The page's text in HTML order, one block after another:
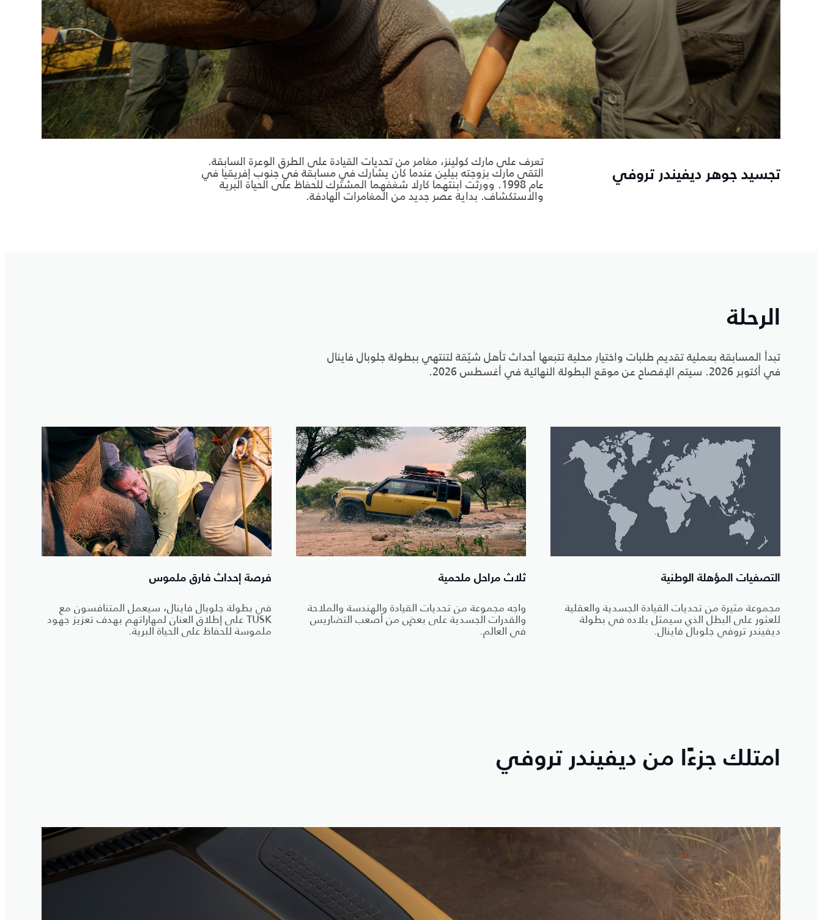
تجسيد جوهر ديفيندر تروفي
تعرف على مارك كولينز، مغامر من تحديات القيادة على الطرق الوعرة السابقة.
التقى مارك بزوجته بيلين عندما كان يشارك في مسابقة في جنوب إفريقيا في
عام 1998. وورثت ابنتهما كارلا شغفهما المشترك للحفاظ على الحياة البرية
والاستكشاف. بداية عصر جديد من المغامرات الهادفة.
الرحلة
تبدأ المسابقة بعملية تقديم طلبات واختيار محلية تتبعها أحداث تأهل شيّقة لتنتهي ببطولة جلوبال فاينال
في أكتوبر 2026. سيتم الإفصاح عن موقع البطولة النهائية في أغسطس 2026.
التصفيات المؤهلة الوطنية
مجموعة مثيرة من تحديات القيادة الجسدية والعقلية
للعثور على البطل الذي سيمثل بلاده في بطولة
ديفيندر تروفي جلوبال فاينال.
ثلاث مراحل ملحمية
واجه مجموعة من تحديات القيادة والهندسة والملاحة
والقدرات الجسدية على بعضٍ من أصعب التضاريس
في العالم.
فرصة إحداث فارق ملموس
في بطولة جلوبال فاينال، سيعمل المتنافسون مع
TUSK على إطلاق العنان لمهاراتهم بهدف تعزيز جهود
ملموسة للحفاظ على الحياة البرية.
امتلك جزءًا من ديفيندر تروفي